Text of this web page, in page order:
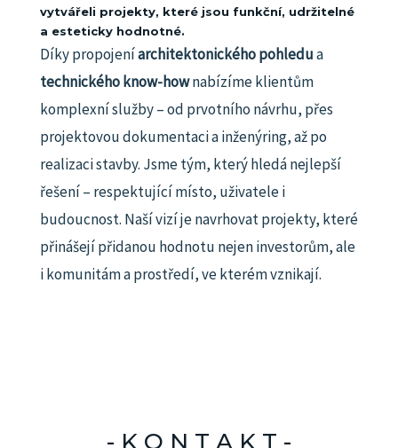
vytvářeli projekty, které jsou funkční, udržitelné
a esteticky hodnotné.
Díky propojeníarchitektonického pohledua
technického know-hownabízíme klientům
komplexní služby – od prvotního návrhu, přes
projektovou dokumentaci a inženýring, až po
realizaci stavby. Jsme tým, který hledá nejlepší
řešení – respektující místo, uživatele i
budoucnost. Naší vizí je navrhovat projekty, které
přinášejí přidanou hodnotu nejen investorům, ale
i komunitám a prostředí, ve kterém vznikají.
- K O N T A K T -​